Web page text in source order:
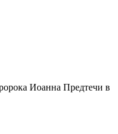
Иоанна Предтечи в